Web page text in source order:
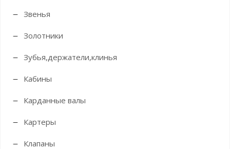
Звенья
Золотники
Зубья,держатели,клинья
Кабины
Карданные валы
Картеры
Клапаны